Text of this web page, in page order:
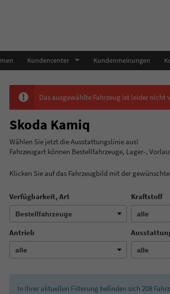
Kundencenter Kundenmeinungen
Das ausgewählte Fahrzeug ist leider nicht
Skoda Kamiq
Wählen Sie jetzt die
Fahrzeugart können Bestellfahrzeuge, Lager-,
Klicken Sie auf das Fahrzeugbild mit der
Verfügbarkeit, Art Kraftstoff
Antrieb
In Ihrer aktuellen Filterung befinden sich 208